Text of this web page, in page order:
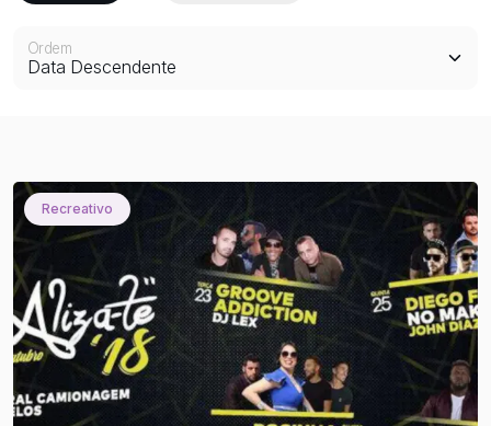
Ordem
Recreativo